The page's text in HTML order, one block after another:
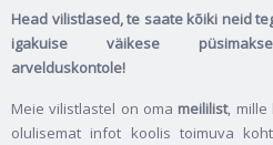
Head vilistlased, te saate kõiki neid
igakuise väikese
arvelduskontole!
Meie vilistlastel on oma meililist, mille
olulisemat infot koolis toimuva